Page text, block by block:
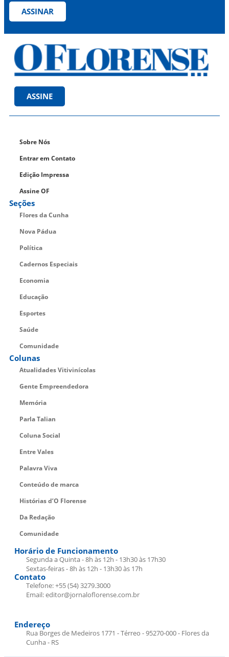
ASSINAR
ASSINE
Sobre Nós
Entrar em Contato
Edição Impressa
Assine OF
Seções
Flores da Cunha
Nova Pádua
Política
Cadernos Especiais
Economia
Educação
Esportes
Saúde
Comunidade
Colunas
Atualidades Vitivinícolas
Gente Empreendedora
Memória
Parla Talian
Coluna Social
Entre Vales
Palavra Viva
Conteúdo de marca
Histórias d’O Florense
Da Redação
Comunidade
Horário de Funcionamento
Segunda a Quinta - 8h às 12h - 13h30 às 17h30
Sextas-feiras - 8h às 12h - 13h30 às 17h
Contato
Telefone: +55 (54) 3279.3000
Email: editor@jornaloflorense.com.br
Endereço
Rua Borges de Medeiros 1771 - Térreo - 95270-000 - Flores da
Cunha - RS